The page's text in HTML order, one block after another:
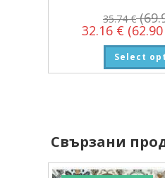
35.74€
32.16 €
Select
Свързани